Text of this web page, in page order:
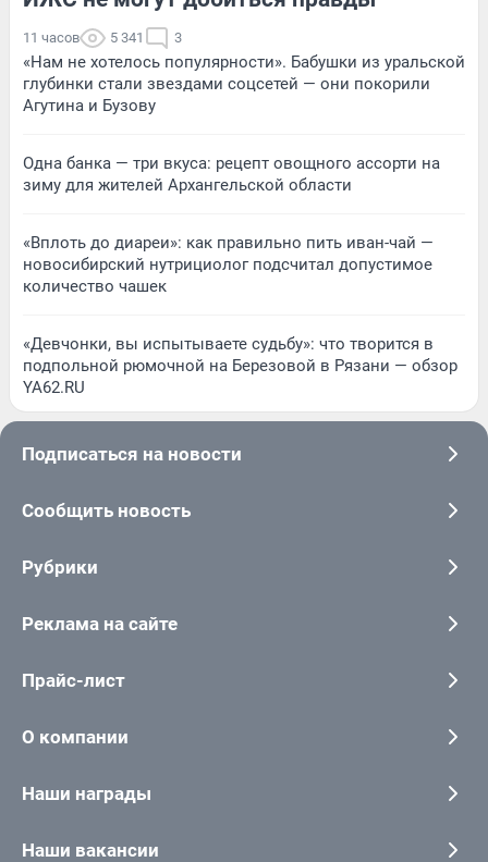
11 часов 5 341 3
«Нам не хотелось популярности». Бабушки из уральской
глубинки стали звездами соцсетей — они покорили
Агутина и Бузову
Одна банка — три вкуса: рецепт овощного ассорти на
зиму для жителей Архангельской области
«Вплоть до диареи»: как правильно пить иван-чай —
новосибирский нутрициолог подсчитал допустимое
количество чашек
«Девчонки, вы испытываете судьбу»: что творится в
подпольной рюмочной на Березовой в Рязани — обзор
YA62.RU
Подписаться на новости
Сообщить новость
Рубрики
Реклама на сайте
Прайс-лист
О компании
Наши награды
Наши вакансии